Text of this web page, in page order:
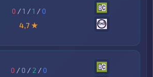
0 /1 /1 /0
4,7 ★
0 / 0 / 2 /0